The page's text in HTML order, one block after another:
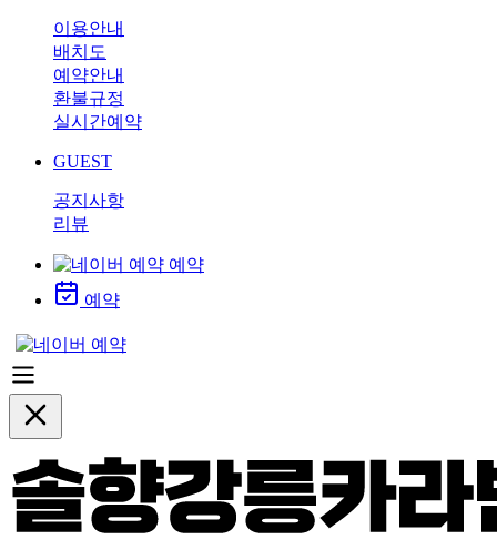
이용안내
배치도
예약안내
환불규정
실시간예약
GUEST
공지사항
리뷰
예약
예약